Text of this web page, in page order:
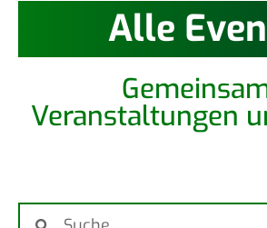
Alle
Veranstaltungen